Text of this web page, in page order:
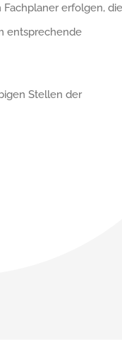
erfolgen, die
entsprechende
Stellen der